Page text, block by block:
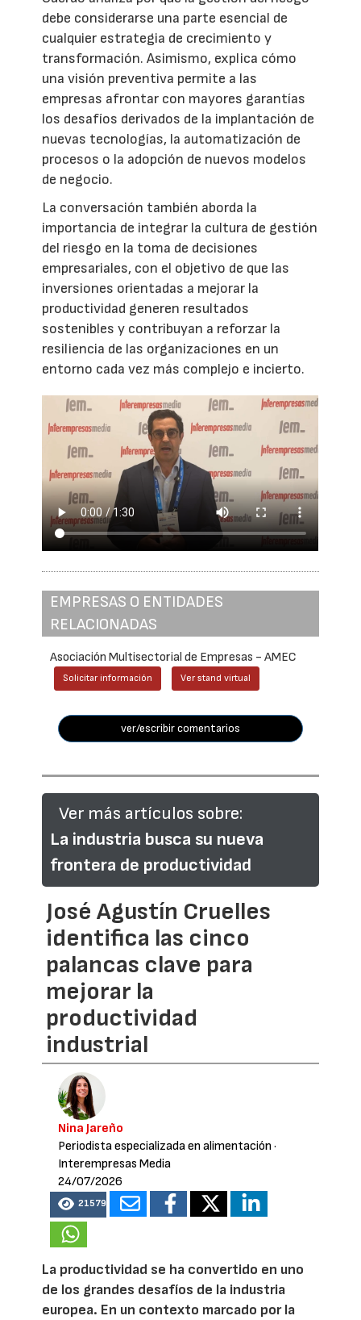
debe considerarse una parte esencial de
cualquier estrategia de crecimiento y
transformación. Asimismo, explica cómo
una visión preventiva permite a las
empresas afrontar con mayores garantías
los desafíos derivados de la implantación de
nuevas tecnologías, la automatización de
procesos o la adopción de nuevos modelos
de negocio.
La conversación también aborda la
importancia de integrar la cultura de gestión
del riesgo en la toma de decisiones
empresariales, con el objetivo de que las
inversiones orientadas a mejorar la
productividad generen resultados
sostenibles y contribuyan a reforzar la
resiliencia de las organizaciones en un
entorno cada vez más complejo e incierto.
EMPRESAS O ENTIDADES
RELACIONADAS
Asociación Multisectorial de Empresas - AMEC
Solicitar información Ver stand virtual
ver/escribir comentarios
Ver más artículos sobre:
La industria busca su nueva
frontera de productividad
José Agustín Cruelles
identifica las cinco
palancas clave para
mejorar la
productividad
industrial
Nina Jareño
Periodista especializada en alimentación ·
Interempresas Media
24/07/2026
21579
La productividad se ha convertido en uno
de los grandes desafíos de la industria
europea. En un contexto marcado por la